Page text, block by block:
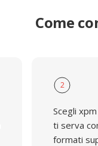
Come
2
Scegli
ti serva
formati